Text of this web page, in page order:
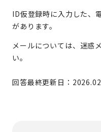
ID仮登録時に入力した、
があります。
メールについては、迷惑
い。
回答最終更新日：